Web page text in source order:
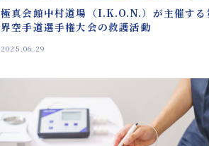
極真会館中村道場（I.K.O.N.）が主催する
界空手道選手権大会の救護活動
2025.06.29